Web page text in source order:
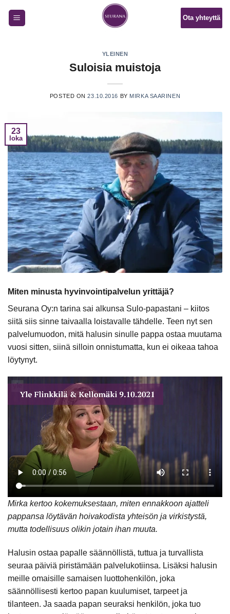
Ota yhteyttä
YLEINEN
Suloisia muistoja
POSTED ON23.10.2016 BY MIRKA SAARINEN
23
loka
Miten minusta hyvinvointipalvelun yrittäjä?
Seurana Oy:n tarina sai alkunsa Sulo-papastani – kiitos
siitä siis sinne taivaalla loistavalle tähdelle. Teen nyt sen
palvelumuodon, mitä halusin sinulle pappa ostaa muutama
vuosi sitten, siinä silloin onnistumatta, kun ei oikeaa tahoa
löytynyt.
Mirka kertoo kokemuksestaan, miten ennakkoon ajatteli
pappansa löytävän hoivakodista yhteisön ja virkistystä,
mutta todellisuus olikin jotain ihan muuta.
Halusin ostaa papalle säännöllistä, tuttua ja turvallista
seuraa päiviä piristämään palvelukotiinsa. Lisäksi halusin
meille omaisille samaisen luottohenkilön, joka
säännöllisesti kertoo papan kuulumiset, tarpeet ja
tilanteen. Ja saada papan seuraksi henkilön, joka tuo